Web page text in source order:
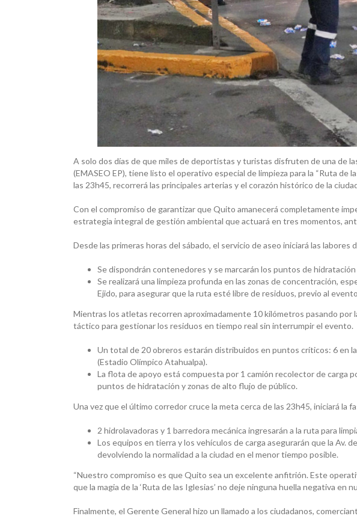
A solo dos días de que miles de deportistas y turistas disfruten de una de
(EMASEO EP), tiene listo el operativo especial de limpieza para la “Ruta de
las 23h45, recorrerá las principales arterias y el corazón histórico de la
Con el compromiso de garantizar que Quito amanecerá completamente
estrategia integral de gestión ambiental que actuará en tres momentos,
Desde las primeras horas del sábado, el servicio de aseo iniciará las
Se dispondrán contenedores y se marcarán los puntos de hidratación
Se realizará una limpieza profunda en las zonas de concentración,
Ejido, para asegurar que la ruta esté libre de residuos, previo al
Mientras los atletas recorren aproximadamente 10 kilómetros pasando por
táctico para gestionar los residuos en tiempo real sin interrumpir el evento.
Un total de 20 obreros estarán distribuidos en puntos críticos: 6 en
(Estadio Olímpico Atahualpa).
La flota de apoyo está compuesta por 1 camión recolector de carga
puntos de hidratación y zonas de alto flujo de público.
Una vez que el último corredor cruce la meta cerca de las 23h45, iniciará la
2 hidrolavadoras y 1 barredora mecánica ingresarán a la ruta para
Los equipos en tierra y los vehículos de carga asegurarán que la Av.
devolviendo la normalidad a la ciudad en el menor tiempo posible.
“Nuestro compromiso es que Quito sea un excelente anfitrión. Este
que la magia de la ‘Ruta de las Iglesias’ no deje ninguna huella negativa en
Finalmente, el Gerente General hizo un llamado a los ciudadanos,